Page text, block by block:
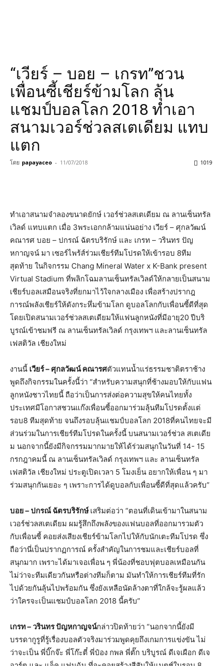
“เวียร์ – บอย – เกรท”ชวน
เพื่อนซี้เชียร์ข้ามโลก ลุ้น
แชมป์บอลโลก 2018 ทำเอา
สนามเวอร์ช่วลสเตเดียม แทบ
แตก
โดย papayaceo - 11/07/2018 1019
ทำเอาสนามจำลองขนาดยักษ์ เวอร์ช่วลสเตเดียม ณ ลานเซ็นทรัล
เวิลด์ แทบแตก เมื่อ 3พระเอกกล้ามแน่นอย่าง เวียร์ – ศุกลวัฒน์
คณารศ บอย – ปกรณ์ ฉัตรบริรักษ์ และ เกรท – วรินทร ปัญ
หกาญจน์ มา เซอร์ไพร้ส์ร่วมเชียร์ทีมโปรดให้เข้ารอบ 8ทีม
สุดท้าย ในกิจกรรม Chang Mineral Water x K-Bank present
Virtual Stadium ที่พลิกโฉมลานเซ็นทรัลเวิลด์ให้กลายเป็นสนาม
เชียร์บอลเสมือนจริงที่ยกมาไว้ใจกลางเมือง เพื่อสร้างปรากฎ
การณ์พลังเชียร์ให้ดังกระหึ่มข้ามโลก ดูบอลโลกกับเพื่อนซี้ดีที่สุด
โดยเปิดสนามเวอร์ช่วลสเตเดียมให้แฟนลูกหนังที่มีอายุ20 ปีบริ
บูรณ์เข้าชมฟรี ณ ลานเซ็นทรัลเวิลด์ กรุงเทพฯ และลานเซ็นทรัล
เฟสติวัล เชียงใหม่
งานนี้ เวียร์ – ศุกลวัฒน์ คณารศตัวแทนน้ำแร่ธรรมชาติตราช้าง
พูดถึงกิจกรรมในครั้งนี้ว่า “สำหรับความสนุกที่ช้างมอบให้กับแฟน
ลูกหนังชาวไทยนี้ ถือว่าเป็นการส่งต่อความสุขให้คนไทยทั้ง
ประเทศมีโอกาสชวนแก๊งเพื่อนซี้ออกมาร่วมลุ้นทีมโปรดตั้งแต่
รอบ8 ทีมสุดท้าย จนถึงรอบลุ้นแชมป์บอลโลก 2018ที่คนไทยจะมี
ส่วนร่วมในการเชียร์ทีมโปรดในครั้งนี้ บนสนามเวอร์ช่วล สเตเดีย
ม นอกจากนี้ยังมีกิจกรรมมากมายให้ได้ร่วมสนุกในวันที่ 14- 15
กรกฎาคมนี้ ณ ลานเซ็นทรัลเวิลด์ กรุงเทพฯ และ ลานเซ็นทรัล
เฟสติวัล เชียงใหม่ ประตูเปิดเวลา 5 โมงเย็น อยากให้เพื่อน ๆ มา
ร่วมสนุกกันเยอะ ๆ เพราะการได้ดูบอลกับเพื่อนซี้ดีที่สุดแล้วครับ”
บอย – ปกรณ์ ฉัตรบริรักษ์ เสริมต่อว่า “ตอนที่เดินเข้ามาในสนาม
เวอร์ช่วลสเตเดียม ผมรู้สึกถึงพลังของแฟนบอลที่ออกมารวมตัว
กับเพื่อนซี้ คอยส่งเสียงเชียร์ข้ามโลกไปให้กับนักเตะทีมโปรด ซึ่ง
ถือว่านี่เป็นปรากฏการณ์ ครั้งสำคัญในการชมและเชียร์บอลที่
สนุกมาก เพราะได้มาเจอเพื่อน ๆ พี่น้องที่ชอบฟุตบอลเหมือนกัน
ไม่ว่าจะทีมเดียวกันหรือต่างทีมก็ตาม มันทำให้การเชียร์ทีมที่รัก
ไปด้วยกันลุ้นไปพร้อมกัน ซึ่งยังเหลือนัดล้างตาที่ใกล้จะรู้ผลแล้ว
ว่าใครจะเป็นแชมป์บอลโลก 2018 นี้ครับ”
เกรท – วรินทร ปัญหกาญจน์กล่าวปิดท้ายว่า “นอกจากนี้ยังมี
บรรดากูรูที่รู้เรื่องบอลตัวจริงมาร่วมพูดคุยถึงเกมการแข่งขัน ไม่
ว่าจะเป็น พี่บิ๊กจ๊ะ พี่โก๊ะตี๋ พี่ป๋อง กพล พี่ตั๊ก บริบูรณ์ ดีเจเผือก ดีเจ